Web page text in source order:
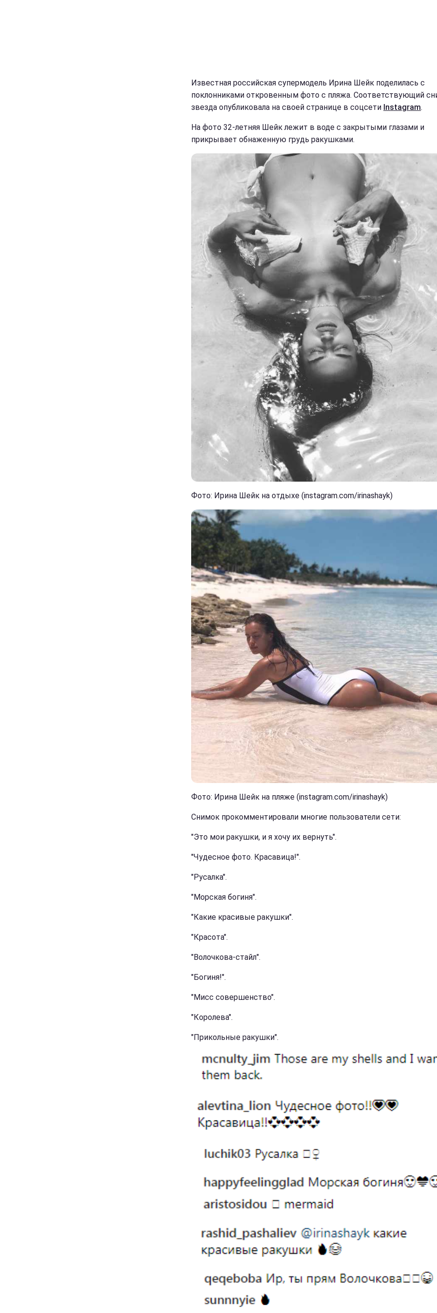
Известная российская супермодель Ирина Шейк поделилась с
поклонниками откровенным фото с пляжа. Соответствующий
звезда опубликовала на своей странице в соцсети Instagram.
На фото 32-летняя Шейк лежит в воде с закрытыми глазами и
прикрывает обнаженную грудь ракушками.
Фото: Ирина Шейк на отдыхе (instagram.com/irinashayk)
Фото: Ирина Шейк на пляже (instagram.com/irinashayk)
Снимок прокомментировали многие пользователи сети:
"Это мои ракушки, и я хочу их вернуть".
"Чудесное фото. Красавица!".
"Русалка".
"Морская богиня".
"Какие красивые ракушки".
"Красота".
"Волочкова-стайл".
"Богиня!".
"Мисс совершенство".
"Королева".
"Прикольные ракушки".